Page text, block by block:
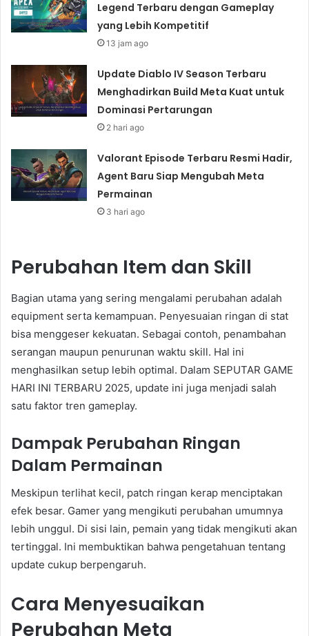
Legend Terbaru dengan Gameplay
yang Lebih Kompetitif
13 jam ago
Update Diablo IV Season Terbaru
Menghadirkan Build Meta Kuat untuk
Dominasi Pertarungan
2 hari ago
Valorant Episode Terbaru Resmi Hadir,
Agent Baru Siap Mengubah Meta
Permainan
3 hari ago
Perubahan Item dan Skill
Bagian utama yang sering mengalami perubahan adalah
equipment serta kemampuan. Penyesuaian ringan di stat
bisa menggeser kekuatan. Sebagai contoh, penambahan
serangan maupun penurunan waktu skill. Hal ini
menghasilkan setup lebih optimal. Dalam SEPUTAR GAME
HARI INI TERBARU 2025, update ini juga menjadi salah
satu faktor tren gameplay.
Dampak Perubahan Ringan
Dalam Permainan
Meskipun terlihat kecil, patch ringan kerap menciptakan
efek besar. Gamer yang mengikuti perubahan umumnya
lebih unggul. Di sisi lain, pemain yang tidak mengikuti akan
tertinggal. Ini membuktikan bahwa pengetahuan tentang
update cukup berpengaruh.
Cara Menyesuaikan
Perubahan Meta